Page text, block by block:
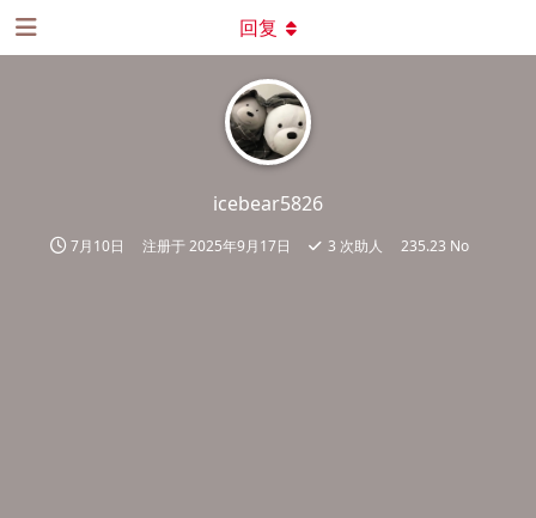
icebear5826
7月10日 注册于2025年9月17日 3 次助人 235.23 No
回复